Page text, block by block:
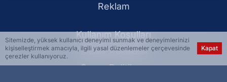
Reklam
Kullanım Koşulları
Gizlilik Politikası
Çerez Politikası
Sitemizde, yüksek kullanıcı deneyimi sunmak ve deneyimlerinizi
kişiselleştirmek amacıyla, ilgili yasal düzenlemeler çerçevesinde
çerezler kullanıyoruz.
Kapat